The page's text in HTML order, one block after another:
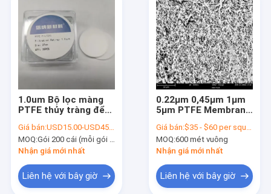
1.0um Bộ lọc màng
PTFE thủy tràng để
sử dụng trong phòng
thí nghiệm
Giá bán:USD15.00-USD45.00 per pack
MOQ:Gói 200 cái (mỗi gói 50 cái)
Nhận giá mới nhất
Liên hệ với bây giờ
0.22μm 0,45μm 1μm
5μm PTFE Membrane
Giá bán:$35 - $60 per square meter
MOQ:600 mét vuông
Nhận giá mới nhất
Liên hệ với bây giờ